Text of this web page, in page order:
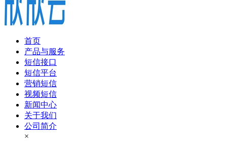
首页
产品与服务
短信接口
短信平台
营销短信
视频短信
新闻中心
关于我们
公司简介
×